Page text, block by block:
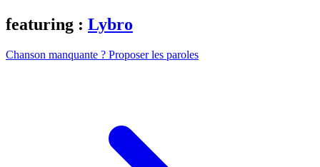
featuring : Lybro
Chanson manquante ? Proposer les paroles